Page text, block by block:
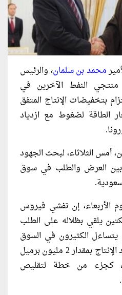
محمد بن سلمان، والرئيس
منتجي النفط الآخرين في
بتخفيضات الإنتاج المتفق
الطاقة لضغوط مع ازدياد
أمس الثلاثاء، لبحث الجهود
بين العرض والطلب في سوق
الأربعاء، إن تفشي فيروس
يلقي بظلاله على الطلب
الكثيرون في السوق
عما إذا كانت أوبك + ستزيد الإنتاج بمقدار 2 مليون برميل
كجزء من خطة لتقليص